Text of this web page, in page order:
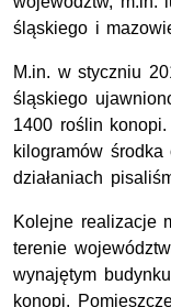
śląskiego i
M.in. w styczniu
śląskiego
1400 roślin
kilogramów
działaniach
Kolejne realizacje
terenie
wynajętym
konopi.